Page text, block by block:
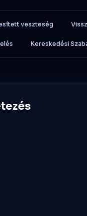
veszteség
Kereskedési